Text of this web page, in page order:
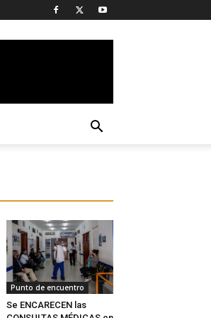
Punto de encuentro
Se ENCARECEN las